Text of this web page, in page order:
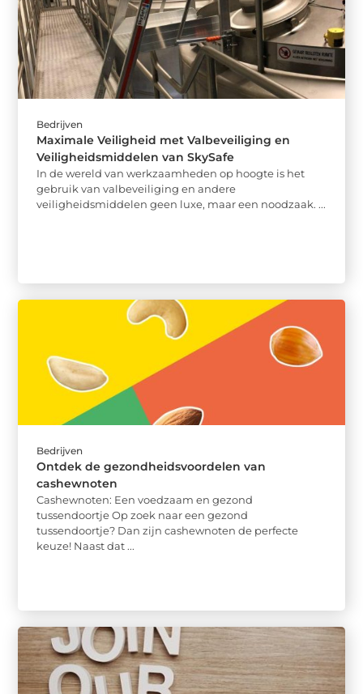
Bedrijven
Maximale Veiligheid met Valbeveiliging en
Veiligheidsmiddelen van SkySafe
In de wereld van werkzaamheden op hoogte is het
gebruik van valbeveiliging en andere
veiligheidsmiddelen geen luxe, maar een noodzaak. ...
Bedrijven
Ontdek de gezondheidsvoordelen van
cashewnoten
Cashewnoten: Een voedzaam en gezond
tussendoortje Op zoek naar een gezond
tussendoortje? Dan zijn cashewnoten de perfecte
keuze! Naast dat ...